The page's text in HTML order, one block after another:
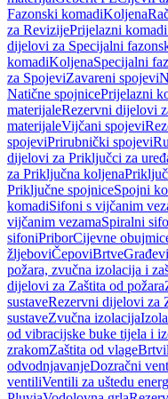
Fazonski komadiKoljena
za RevizijePrijelazni komadi
dijelovi za Specijalni
komadiKoljenaSpecijalni
za SpojeviZavareni spojevi
Natične spojnicePrijelazni
materijaleRezervni dijelovi
materijaleVijčani spojevi
spojeviPrirubnički spojevi
dijelovi za Priključci za
za Priključna koljena
Priključne spojniceSpojni
komadiSifoni s vijčanim
vijčanim vezamaSpiralni
sifoniPriborCijevne
žljeboviČepoviBrtve
požara, zvučna izolacija i
dijelovi za Zaštita od požara
sustaveRezervni dijelovi za
sustaveZvučna izolacija
od vibracijske buke tijela i
zrakomZaštita od vlage
odvodnjavanjeDozračni
ventiliVentili za uštedu